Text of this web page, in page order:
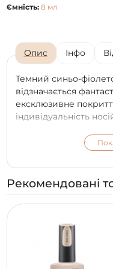
Ємність: 8 мл
Опис Інфо
Темний синьо-
відзначається
ексклюзивне
індивідуальність
Купити гель-лак 235
вишуканих
феноменальною
Замовити гель-лак
офіційного
буде забезпечена
Рекомендовані